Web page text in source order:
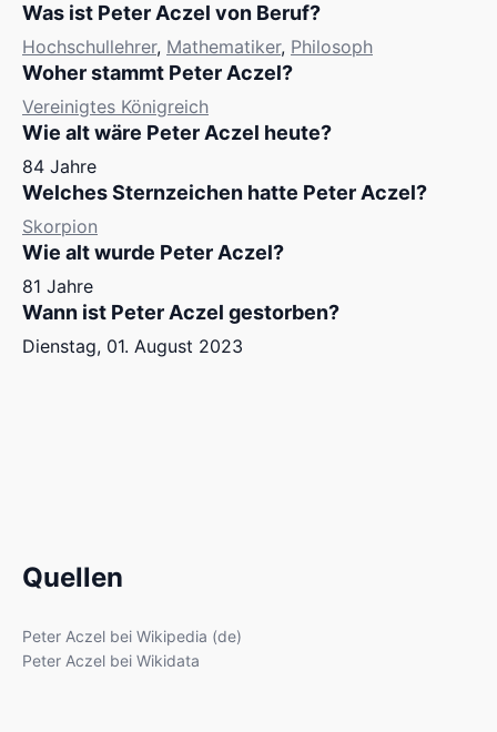
Was ist Peter Aczel von Beruf?
Hochschullehrer, Mathematiker, Philosoph
Woher stammt Peter Aczel?
Vereinigtes Königreich
Wie alt wäre Peter Aczel heute?
84 Jahre
Welches Sternzeichen hatte Peter Aczel?
Skorpion
Wie alt wurde Peter Aczel?
81 Jahre
Wann ist Peter Aczel gestorben?
Dienstag, 01. August 2023
Quellen
Peter Aczel bei Wikipedia (de)
Peter Aczel bei Wikidata